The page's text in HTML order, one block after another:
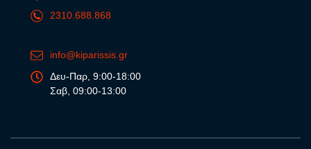
2310.688.868
info@kiparissis.gr
Δευ-Παρ, 9:00-18:00
Σαβ, 09:00-13:00